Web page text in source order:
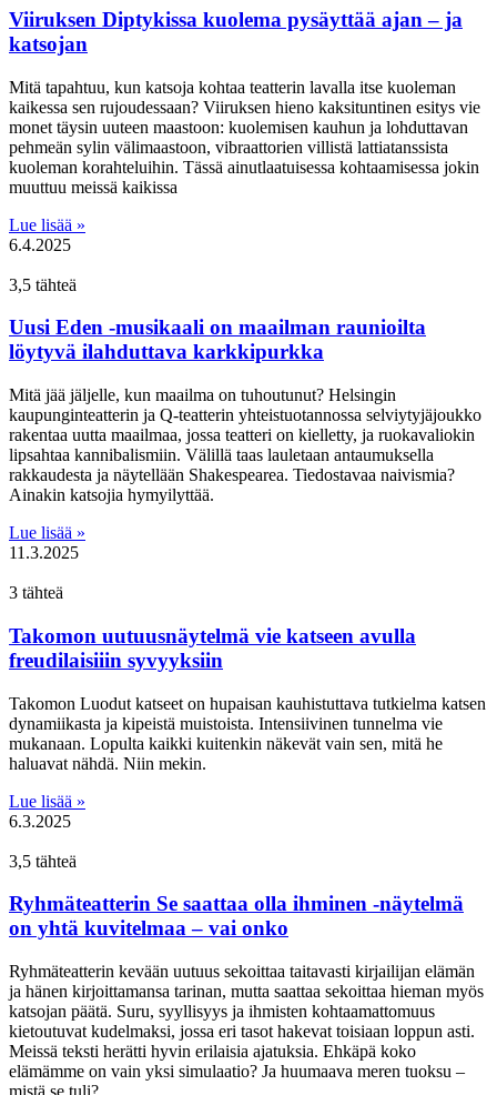
Viiruksen Diptykissa kuolema pysäyttää ajan – ja
katsojan
Mitä tapahtuu, kun katsoja kohtaa teatterin lavalla itse kuoleman
kaikessa sen rujoudessaan? Viiruksen hieno kaksituntinen esitys vie
monet täysin uuteen maastoon: kuolemisen kauhun ja lohduttavan
pehmeän sylin välimaastoon, vibraattorien villistä lattiatanssista
kuoleman korahteluihin. Tässä ainutlaatuisessa kohtaamisessa jokin
muuttuu meissä kaikissa
Lue lisää »
6.4.2025
3,5 tähteä
Uusi Eden -musikaali on maailman raunioilta
löytyvä ilahduttava karkkipurkka
Mitä jää jäljelle, kun maailma on tuhoutunut? Helsingin
kaupunginteatterin ja Q-teatterin yhteistuotannossa selviytyjäjoukko
rakentaa uutta maailmaa, jossa teatteri on kielletty, ja ruokavaliokin
lipsahtaa kannibalismiin. Välillä taas lauletaan antaumuksella
rakkaudesta ja näytellään Shakespearea. Tiedostavaa naivismia?
Ainakin katsojia hymyilyttää.
Lue lisää »
11.3.2025
3 tähteä
Takomon uutuusnäytelmä vie katseen avulla
freudilaisiiin syvyyksiin
Takomon Luodut katseet on hupaisan kauhistuttava tutkielma katsen
dynamiikasta ja kipeistä muistoista. Intensiivinen tunnelma vie
mukanaan. Lopulta kaikki kuitenkin näkevät vain sen, mitä he
haluavat nähdä. Niin mekin.
Lue lisää »
6.3.2025
3,5 tähteä
Ryhmäteatterin Se saattaa olla ihminen -näytelmä
on yhtä kuvitelmaa – vai onko
Ryhmäteatterin kevään uutuus sekoittaa taitavasti kirjailijan elämän
ja hänen kirjoittamansa tarinan, mutta saattaa sekoittaa hieman myös
katsojan päätä. Suru, syyllisyys ja ihmisten kohtaamattomuus
kietoutuvat kudelmaksi, jossa eri tasot hakevat toisiaan loppun asti.
Meissä teksti herätti hyvin erilaisia ajatuksia. Ehkäpä koko
elämämme on vain yksi simulaatio? Ja huumaava meren tuoksu –
mistä se tuli?